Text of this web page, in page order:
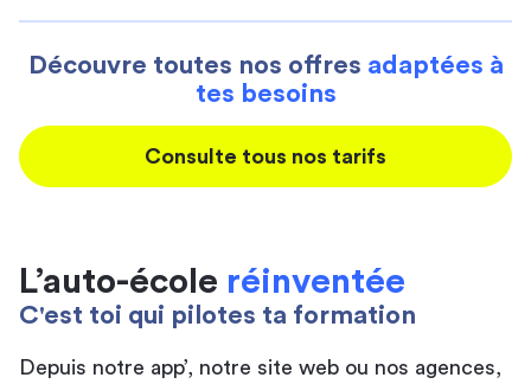
Découvre toutes nos offres adaptées à
tes besoins
Consulte tous nos tarifs
L’auto-école réinventée
C'est toi qui pilotes ta formation
Depuis notre app’, notre site web ou nos agences,